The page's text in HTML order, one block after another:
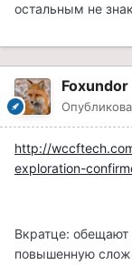
остальным не
Foxundor
http://
exploration-
Вкратце: обещают
повышенную